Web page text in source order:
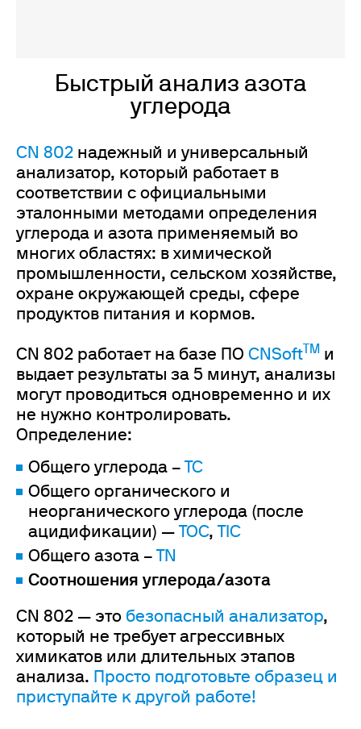
Быстрый анализ азота
углерода
CN 802 надежный и универсальный
анализатор, который работает в
соответствии с официальными
эталонными методами определения
углерода и азота применяемый во
многих областях: в химической
промышленности, сельском хозяйстве,
охране окружающей среды, сфере
продуктов питания и кормов.
CN 802 работает на базе ПО CNSoft TM и
выдает результаты за 5 минут, анализы
могут проводиться одновременно и их
не нужно контролировать.
Определение:
Общего углерода –
TC
Общего органического и
неорганического углерода (после
ацидификации) —
TOC,
TIC
Общего азота –
TN
Соотношения углерода/азота
CN 802 — это безопасный анализатор,
который не требует агрессивных
химикатов или длительных этапов
анализа.
Просто подготовьте образец и
приступайте к другой работе!